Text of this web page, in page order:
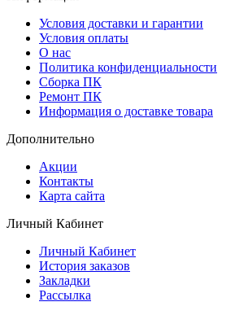
Условия доставки и гарантии
Условия оплаты
О нас
Политика конфиденциальности
Сборка ПК
Ремонт ПК
Информация о доставке товара
Дополнительно
Акции
Контакты
Карта сайта
Личный Кабинет
Личный Кабинет
История заказов
Закладки
Рассылка